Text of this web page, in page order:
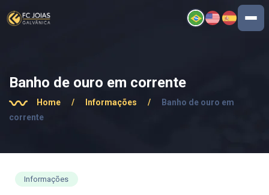
Banho de ouro em corrente
Home / Informações /
Banho de ouro em
corrente
Informações